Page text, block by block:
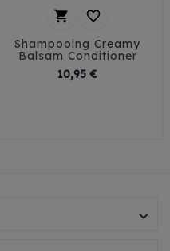
 
Shampooing Creamy
Balsam Conditioner
10,95 €
